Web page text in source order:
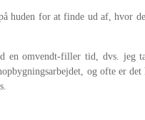
huden for at finde ud af, hvor
omvendt-filler tid, dvs. jeg
og ofte er